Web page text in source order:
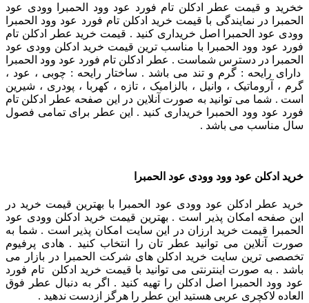
خخرید و قیمت عطر ادکلن تام فورد عود وود الحمبرا وودی عود
الحمبرا در نمایندگی با قیمت خرید ادکلن تام فورد عود وود الحمبرا
وودی عود الحمبرا اصل خریداری کنید . قیمت خرید عطر ادکلن تام
فورد عود وود الحمبرا با مناسب ترین قیمت خرید ادکلن وودی عود
الحمبرا در دسترس شماست . عطر ادکلن تام فورد عود وود الحمبرا
دارای رایحه : گرم و تند می باشد . ساختار رایحه : چوبی ، عود ،
گرم ، آروماتیک ، وانیل ، بالزامیک ، تازه ، کهربا ، پودری ، شیرین
است . شما می توانید به صورت آنلاین در این صفحه عطر ادکلن تام
فورد عود وود الحمبرا خریداری کنید . این عطر برای تمامی فصول
سال مناسب می باشد .
خرید ادکلن عود وود وودی عود الحمبرا
خرید عطر ادکلن عود وودی عود الحمبرا با بهترین قیمت خرید در
این صفحه امکان پذیر است . بهترین قیمت خرید ادکلن وودی عود
الحمبرا قیمت خرید ارزان در این سایت امکان پذیر است . شما به
صورت آنلاین می توانید عطر تان را انتخاب کنید . هادی پرفیوم
تخصصی ترین سایت خرید ادکلن های شرکت الحمبرا در بازار می
باشد . به صورت اینترنتی می توانید با قیمت خرید ادکلن تام فورد
عود وود الحمبرا اصل ادکلن را تهیه کنید . اگر به دنبال عطر فوق
العاده لاکچری عربی هستید این عطر را هرگز ازدست ندهید .